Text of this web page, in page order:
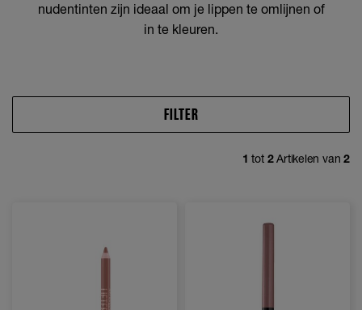
nudentinten zijn ideaal om je lippen te omlijnen of
in te kleuren.
FILTER
1 tot 2Artikelen van2